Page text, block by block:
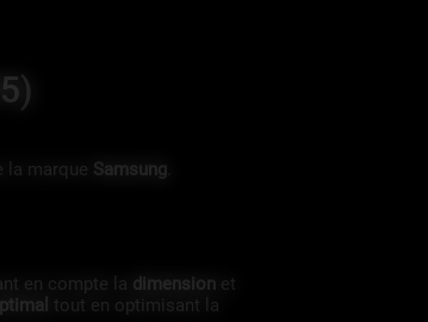
la marque Samsung
en compte la dimension et
tout en optimisant la